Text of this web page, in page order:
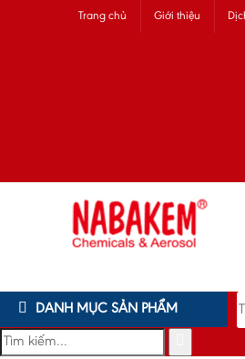
Trang chủ Giới thiệu
DANH MỤC SẢN PHẨM